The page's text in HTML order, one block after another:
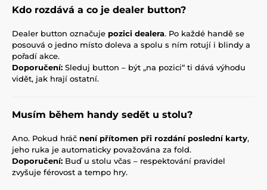
Kdo rozdává a co je dealer button?
Dealer button označuje pozici dealera. Po každé handě se
posouvá o jedno místo doleva a spolu s ním rotují i blindy a
pořadí akce.
Doporučení: Sleduj button – být „na pozici“ ti dává výhodu
vidět, jak hrají ostatní.
Musím během handy sedět u stolu?
Ano. Pokud hráč není přítomen při rozdání poslední karty,
jeho ruka je automaticky považována za fold.
Doporučení: Buď u stolu včas – respektování pravidel
zvyšuje férovost a tempo hry.